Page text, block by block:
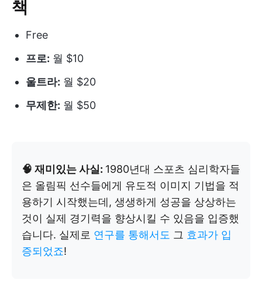
책
Free
프로: 월 $10
울트라: 월 $20
무제한: 월 $50
🧠 재미있는 사실: 1980년대 스포츠 심리학자들
은 올림픽 선수들에게 유도적 이미지 기법을 적
용하기 시작했는데, 생생하게 성공을 상상하는
것이 실제 경기력을 향상시킬 수 있음을 입증했
습니다. 실제로 연구를 통해서도 그 효과가 입
증되었죠!